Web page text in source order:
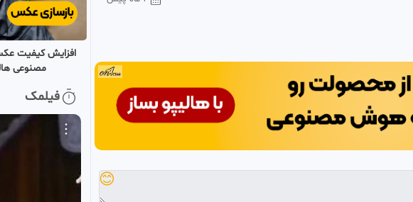
😊
افزایش کیفیت
مصنوعی
فیلمک